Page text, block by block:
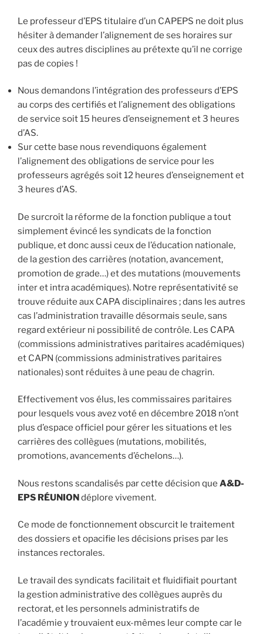
Le professeur d’EPS titulaire d’un CAPEPS ne doit plus
hésiter à demander l’alignement de ses horaires sur
ceux des autres disciplines au prétexte qu’il ne corrige
pas de copies !
Nous demandons l’intégration des professeurs d’EPS
au corps des certifiés et l’alignement des obligations
de service soit 15 heures d’enseignement et 3 heures
d’AS.
Sur cette base nous revendiquons également
l’alignement des obligations de service pour les
professeurs agrégés soit 12 heures d’enseignement et
3 heures d’AS.
De surcroît la réforme de la fonction publique a tout
simplement évincé les syndicats de la fonction
publique, et donc aussi ceux de l’éducation nationale,
de la gestion des carrières (notation, avancement,
promotion de grade…) et des mutations (mouvements
inter et intra académiques). Notre représentativité se
trouve réduite aux CAPA disciplinaires ; dans les autres
cas l’administration travaille désormais seule, sans
regard extérieur ni possibilité de contrôle. Les CAPA
(commissions administratives paritaires académiques)
et CAPN (commissions administratives paritaires
nationales) sont réduites à une peau de chagrin.
Effectivement vos élus, les commissaires paritaires
pour lesquels vous avez voté en décembre 2018 n’ont
plus d’espace officiel pour gérer les situations et les
carrières des collègues (mutations, mobilités,
promotions, avancements d’échelons…).
Nous restons scandalisés par cette décision que A&D-
EPS RÉUNIONdéplore vivement.
Ce mode de fonctionnement obscurcit le traitement
des dossiers et opacifie les décisions prises par les
instances rectorales.
Le travail des syndicats facilitait et fluidifiait pourtant
la gestion administrative des collègues auprès du
rectorat, et les personnels administratifs de
l’académie y trouvaient eux-mêmes leur compte car le